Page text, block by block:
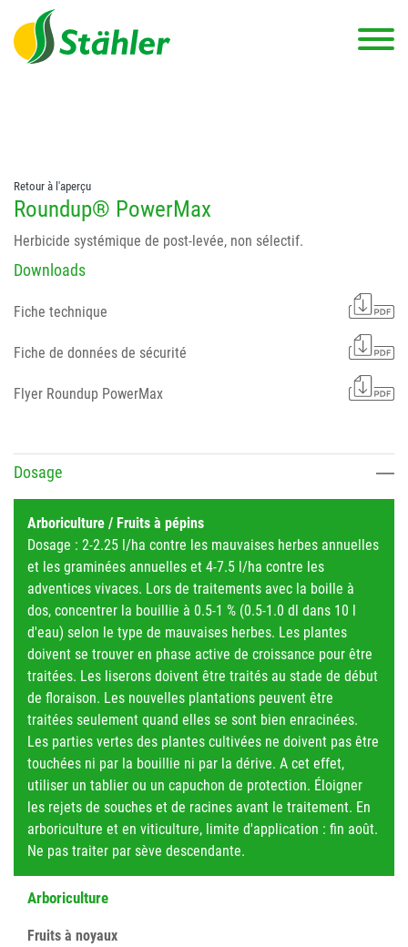
string(78) "Test 12 {FONT:12} // Dosierungen: test 123 dfasdf
asdfW134 245 34" string(62) "Test 12 {FONT:12} Dosierungen: test
123 dfasdf asdfW134 245 34"
Retour à l'aperçu
Roundup® PowerMax
Herbicide systémique de post-levée, non sélectif.
Downloads
Fiche technique
Fiche de données de sécurité
Flyer Roundup PowerMax
Dosage
Arboriculture / Fruits à pépins
Dosage : 2-2.25 l/ha contre les mauvaises herbes annuelles
et les graminées annuelles et 4-7.5 l/ha contre les
adventices vivaces. Lors de traitements avec la boille à
dos, concentrer la bouillie à 0.5-1 % (0.5-1.0 dl dans 10 l
d'eau) selon le type de mauvaises herbes. Les plantes
doivent se trouver en phase active de croissance pour être
traitées. Les liserons doivent être traités au stade de début
de floraison. Les nouvelles plantations peuvent être
traitées seulement quand elles se sont bien enracinées.
Les parties vertes des plantes cultivées ne doivent pas être
touchées ni par la bouillie ni par la dérive. A cet effet,
utiliser un tablier ou un capuchon de protection. Éloigner
les rejets de souches et de racines avant le traitement. En
arboriculture et en viticulture, limite d'application : fin août.
Ne pas traiter par sève descendante.
Arboriculture
Fruits à noyaux